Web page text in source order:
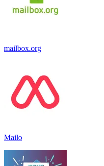
mailbox.org
Mailo